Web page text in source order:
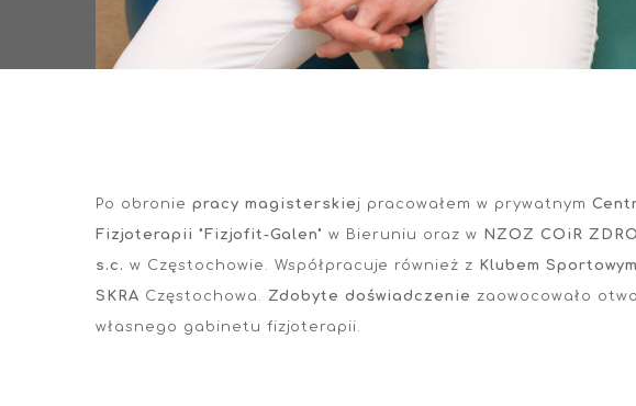
Po obronie pracy magisterskie j pracowałem w prywatnym
Fizjoterapii "Fizjofit-Galen" w Bieruniu oraz w
NZOZ COiR
s.c. w Częstochowie. Współpracuje również z
Klubem
SKRA Częstochowa. Zdobyte doświadczenie zaowocowało
własnego gabinetu fizjoterapii.